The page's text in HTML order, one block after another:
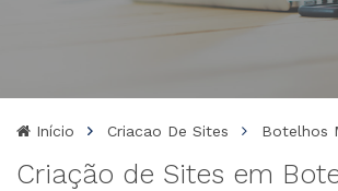
Início Criacao De Sites Botelhos
Criação de Sites em